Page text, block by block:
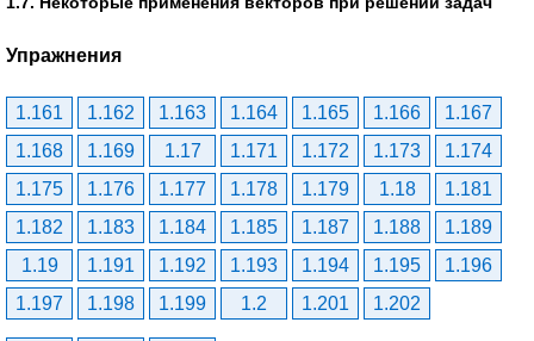
Упражнения
1.161 1.162 1.163 1.164 1.165 1.166
1.167
1.168
1.169 1.17 1.171 1.172 1.173
1.174
1.175
1.176 1.177 1.178 1.179 1.18
1.181
1.182
1.183 1.184 1.185 1.187 1.188
1.189
1.19
1.191 1.192 1.193 1.194 1.195
1.196
1.197
1.198 1.199 1.2 1.201 1.202